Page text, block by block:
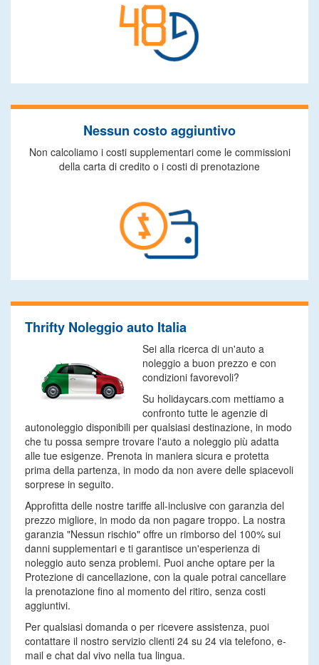
Nessun costo aggiuntivo
Non calcoliamo i costi supplementari come le commissioni
della carta di credito o i costi di prenotazione
Thrifty Noleggio auto Italia
Sei alla ricerca di un'auto a
noleggio a buon prezzo e con
condizioni favorevoli?
Su holidaycars.com mettiamo a
confronto tutte le agenzie di
autonoleggio disponibili per qualsiasi destinazione, in modo
che tu possa sempre trovare l'auto a noleggio più adatta
alle tue esigenze. Prenota in maniera sicura e protetta
prima della partenza, in modo da non avere delle spiacevoli
sorprese in seguito.
Approfitta delle nostre tariffe all-inclusive con garanzia del
prezzo migliore, in modo da non pagare troppo. La nostra
garanzia "Nessun rischio" offre un rimborso del 100% sui
danni supplementari e ti garantisce un'esperienza di
noleggio auto senza problemi. Puoi anche optare per la
Protezione di cancellazione, con la quale potrai cancellare
la prenotazione fino al momento del ritiro, senza costi
aggiuntivi.
Per qualsiasi domanda o per ricevere assistenza, puoi
contattare il nostro servizio clienti 24 su 24 via telefono, e-
mail e chat dal vivo nella tua lingua.